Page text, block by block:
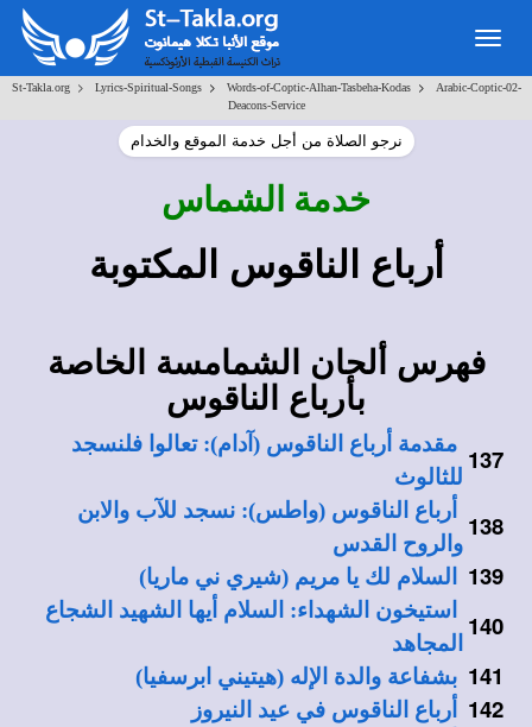
St-Takla.org> Lyrics-Spiritual-Songs> Words-of-Coptic-Alhan-Tasbeha-Kodas>
Arabic-Coptic-02-
Deacons-Service
نرجو الصلاة من أجل خدمة الموقع والخدام
خدمة الشماس
أرباع الناقوس المكتوبة
فهرس ألحان الشمامسة الخاصة
بأرباع الناقوس
137 مقدمة أرباع الناقوس (آدام): تعالوا فلنسجد
للثالوث
138
أرباع الناقوس (واطس): نسجد للآب والابن
والروح القدس
139 السلام لك يا مريم (شيري ني ماريا)
140
استيخون الشهداء: السلام أيها الشهيد الشجاع
المجاهد
141 بشفاعة والدة الإله (هيتيني ابرسفيا)
142 أرباع الناقوس في عيد النيروز